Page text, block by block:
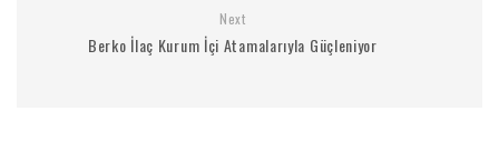
Next
Berko İlaç Kurum İçi Atamalarıyla Güçleniyor